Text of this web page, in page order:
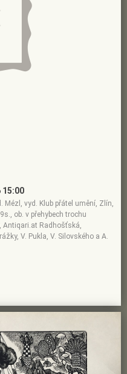
15:00
Mézl, vyd. Klub přátel umění, Zlín,
ob. v přehybech trochu
Antiqari.at Radhošťská,
V. Pukla, V. Silovského a A.